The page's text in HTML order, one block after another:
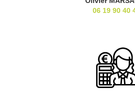
06 19 90 40